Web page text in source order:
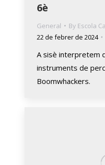
6è
General By Escola
22 de febrer de 2024
A sisè interpretem
instruments de
Boomwhackers.